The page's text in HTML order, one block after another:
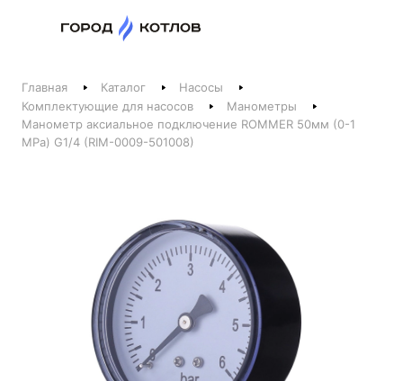
Телефоны
+375 44 511-06-41
Заказать звонок
Главная Каталог
Насосы
Комплектующие для насосов
Манометры
Манометр аксиальное подключение ROMMER 50мм (0-1
MPa) G1/4 (RIM-0009-501008)